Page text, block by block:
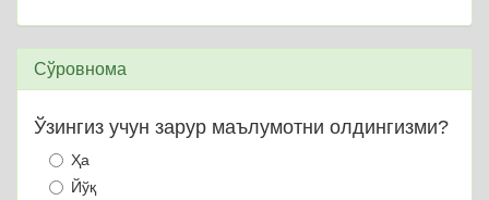
Сўровнома
Ўзингиз учун зарур маълумотни олдингизми?
Ҳа
Йўқ